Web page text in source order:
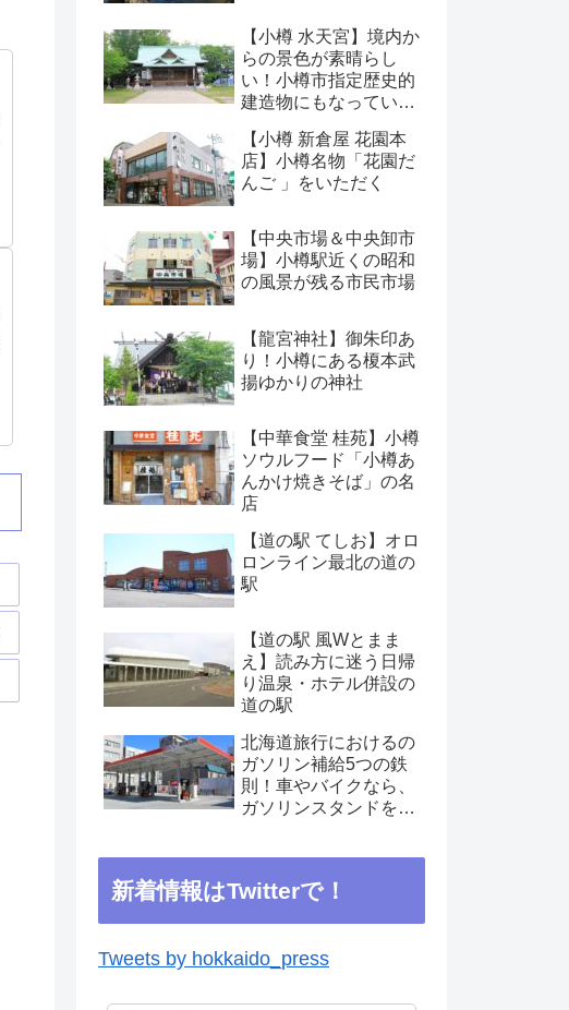
【小樽 水天宮】境内か
らの景色が素晴らし
い！小樽市指定歴史的
建造物にもなっている
【小樽 新倉屋 花園本
店】小樽名物「花園だ
んご 」をいただく
【中央市場＆中央卸市
場】小樽駅近くの昭和
の風景が残る市民市場
【龍宮神社】御朱印あ
り！小樽にある榎本武
揚ゆかりの神社
【中華食堂 桂苑】小樽
ソウルフード「小樽あ
んかけ焼きそば」の名
店
【道の駅 てしお】オロ
ロンライン最北の道の
駅
【道の駅 風Wとまま
え】読み方に迷う日帰
り温泉・ホテル併設の
道の駅
北海道旅行におけるの
ガソリン補給5つの鉄
則！車やバイクなら、
ガソリンスタンドを見
新着情報はTwitterで！
Tweets by hokkaido_press